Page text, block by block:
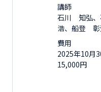
講師
石川 知弘
浩、船登
費用
2025年10月
15,000円